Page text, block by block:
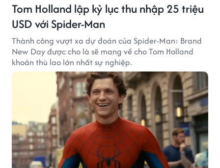
Tom Holland lập kỷ lục thu nhập 25 triệu
USD với Spider-Man
Thành công vượt xa dự đoán của Spider-Man: Brand
New Day được cho là sẽ mang về cho Tom Holland
khoản thù lao lớn nhất sự nghiệp.